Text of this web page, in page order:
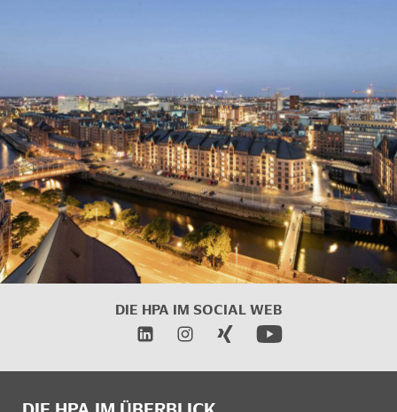
DIE HPA IM SOCIAL WEB